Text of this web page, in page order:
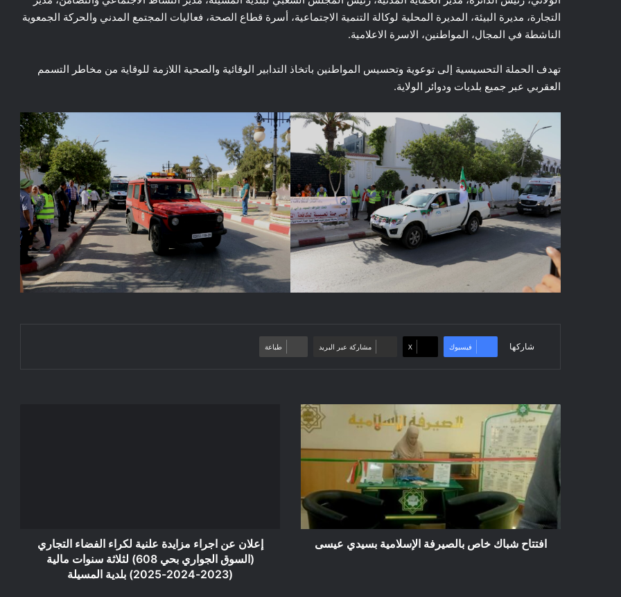
التجارة، مديرة البيئة، المديرة المحلية لوكالة التنمية الاجتماعية، أسرة قطاع الصحة، فعاليات المجتمع المدني والحركة الجمعوية
الناشطة في المجال، المواطنين، الاسرة الاعلامية.
تهدف الحملة التحسيسية إلى توعوية وتحسيس المواطنين باتخاذ التدابير الوقائية والصحية اللازمة للوقاية من مخاطر التسمم
العقربي عبر جميع بلديات ودوائر الولاية.
شاركها فيسبوك ‫X مشاركة عبر البريد طباعة
افتتاح
شباك
خاص
بالصيرفة
الإسلامية
بسيدي
عيسى
افتتاح شباك خاص بالصيرفة الإسلامية بسيدي عيسى
الجواريإعلان عن اجراء مزايدة علنية لكراء الفضاء التجاري
(السوق الجواري بحي 608) لثلاثة سنوات مالية
(2023-2024-2025) بلدية المسيلة